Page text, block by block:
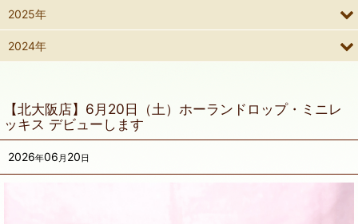
【北大阪店】6月20日（土）ホーランドロップ・ミニレ
ッキス デビューします
2026年06 月 20日
2025年
2024年